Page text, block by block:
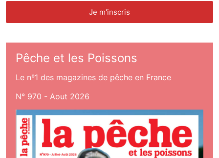
Pêche et les Poissons
Le nº1 des magazines de pêche en France
N° 970 - Aout 2026